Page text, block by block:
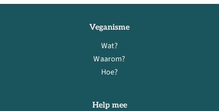
Veganisme
Wat?
Waarom?
Hoe?
Help mee